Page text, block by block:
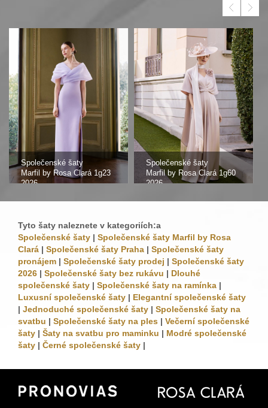
Společenské šaty
Marfil by Rosa Clará 1g23
2026
Společenské šaty
Marfil by Rosa Clará 1g60
2026
Tyto šaty naleznete v kategoriích:a
Společenské šaty | Společenské šaty Marfil by Rosa
Clará | Společenské šaty Praha | Společenské šaty
pronájem | Společenské šaty prodej | Společenské šaty
2026 | Společenské šaty bez rukávu | Dlouhé
společenské šaty | Společenské šaty na ramínka |
Luxusní společenské šaty | Elegantní společenské šaty
| Jednoduché společenské šaty | Společenské šaty na
svatbu | Společenské šaty na ples | Večerní společenské
šaty | Šaty na svatbu pro maminku | Modré společenské
šaty | Černé společenské šaty |